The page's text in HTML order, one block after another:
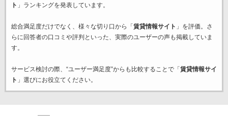
ト 」ランキングを発表しています。
総合満足度だけでなく、様々な切り口から「 賃貸情報サイト 」を評価。さ
らに回答者の口コミや評判といった、実際のユーザーの声も掲載していま
す。
サービス検討の際、“ユーザー満足度”からも比較することで「 賃貸情報サイ
ト 」選びにお役立てください。